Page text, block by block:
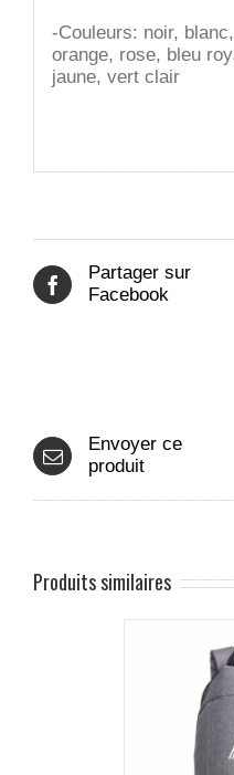
-Couleurs: noir,
orange, rose, bleu
jaune, vert clair
Partager sur
Facebook
Envoyer ce
produit
Produits similaires